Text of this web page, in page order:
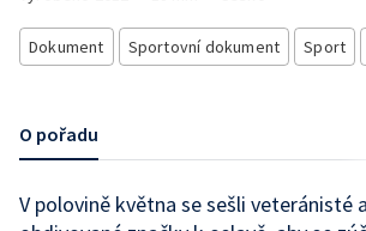
Dokument Sportovní dokument Sport
O pořadu
V polovině května se sešli veteránisté